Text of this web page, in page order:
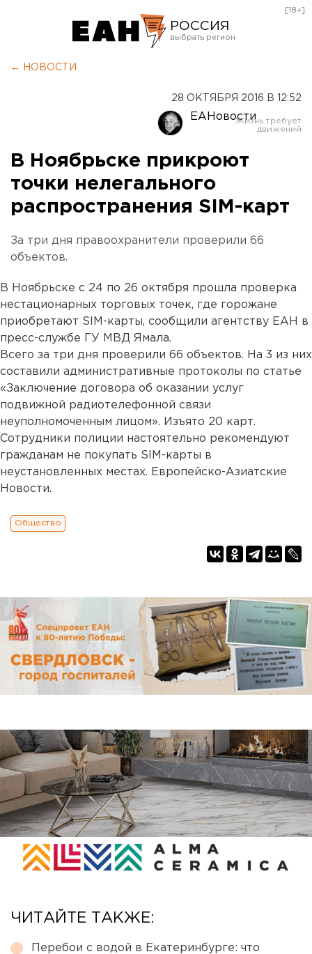
РОССИЯ
Оренбург
[18+]
← НОВОСТИ
28 ОКТЯБРЯ 2016 В 12:52
ЕАНовости
В Ноябрьске прикроют
точки нелегального
распространения SIM-карт
За три дня правоохранители проверили 66
объектов.
В Ноябрьске с 24 по 26 октября прошла проверка
нестационарных торговых точек, где горожане
приобретают SIM-карты, сообщили агентству ЕАН в
пресс-службе ГУ МВД Ямала.
Всего за три дня проверили 66 объектов. На 3 из них
составили административные протоколы по статье
«Заключение договора об оказании услуг
подвижной радиотелефонной связи
неуполномоченным лицом». Изъято 20 карт.
Сотрудники полиции настоятельно рекомендуют
гражданам не покупать SIM-карты в
неустановленных местах. Европейско-Азиатские
Новости.
Общество
ЧИТАЙТЕ ТАКЖЕ:
Перебои с водой в Екатеринбурге: что